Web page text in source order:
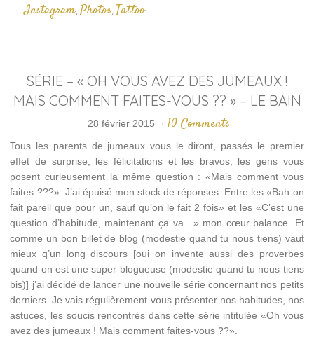
Instagram,Photos, Tattoo
SÉRIE – « OH VOUS AVEZ DES JUMEAUX !
MAIS COMMENT FAITES-VOUS ?? » – LE BAIN
28 février 2015 · 10 Comments
Tous les parents de jumeaux vous le diront, passés le premier
effet de surprise, les félicitations et les bravos, les gens vous
posent curieusement la même question : «Mais comment vous
faites ???». J’ai épuisé mon stock de réponses. Entre les «Bah on
fait pareil que pour un, sauf qu’on le fait 2 fois» et les «C’est une
question d’habitude, maintenant ça va…» mon cœur balance. Et
comme un bon billet de blog (modestie quand tu nous tiens) vaut
mieux q’un long discours [oui on invente aussi des proverbes
quand on est une super blogueuse (modestie quand tu nous tiens
bis)] j’ai décidé de lancer une nouvelle série concernant nos petits
derniers. Je vais régulièrement vous présenter nos habitudes, nos
astuces, les soucis rencontrés dans cette série intitulée «Oh vous
avez des jumeaux ! Mais comment faites-vous ??».